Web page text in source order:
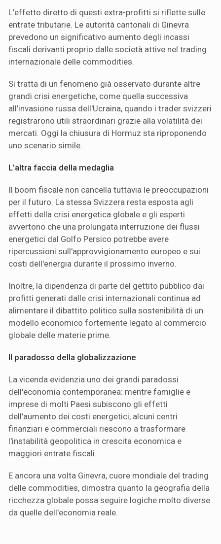
L'effetto diretto di questi extra-profitti si riflette sulle
entrate tributarie. Le autorità cantonali di Ginevra
prevedono un significativo aumento degli incassi
fiscali derivanti proprio dalle società attive nel trading
internazionale delle commodities.
Si tratta di un fenomeno già osservato durante altre
grandi crisi energetiche, come quella successiva
all'invasione russa dell'Ucraina, quando i trader svizzeri
registrarono utili straordinari grazie alla volatilità dei
mercati. Oggi la chiusura di Hormuz sta riproponendo
uno scenario simile.
L'altra faccia della medaglia
Il boom fiscale non cancella tuttavia le preoccupazioni
per il futuro. La stessa Svizzera resta esposta agli
effetti della crisi energetica globale e gli esperti
avvertono che una prolungata interruzione dei flussi
energetici dal Golfo Persico potrebbe avere
ripercussioni sull'approvvigionamento europeo e sui
costi dell'energia durante il prossimo inverno.
Inoltre, la dipendenza di parte del gettito pubblico dai
profitti generati dalle crisi internazionali continua ad
alimentare il dibattito politico sulla sostenibilità di un
modello economico fortemente legato al commercio
globale delle materie prime.
Il paradosso della globalizzazione
La vicenda evidenzia uno dei grandi paradossi
dell'economia contemporanea: mentre famiglie e
imprese di molti Paesi subiscono gli effetti
dell'aumento dei costi energetici, alcuni centri
finanziari e commerciali riescono a trasformare
l'instabilità geopolitica in crescita economica e
maggiori entrate fiscali.
E ancora una volta Ginevra, cuore mondiale del trading
delle commodities, dimostra quanto la geografia della
ricchezza globale possa seguire logiche molto diverse
da quelle dell'economia reale.